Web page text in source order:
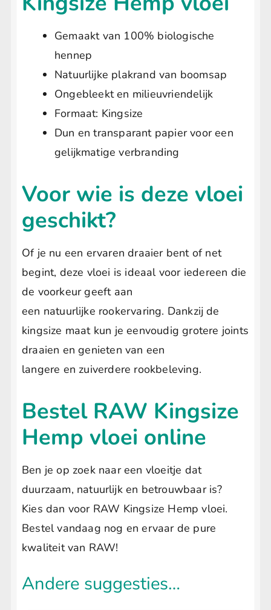
Gemaakt van 100% biologische
hennep
Natuurlijke plakrand van boomsap
Ongebleekt en milieuvriendelijk
Formaat: Kingsize
Dun en transparant papier voor een
gelijkmatige verbranding
Voor wie is deze vloei
geschikt?
Of je nu een ervaren draaier bent of net
begint, deze vloei is ideaal voor iedereen die
de voorkeur geeft aan
een natuurlijke rookervaring. Dankzij de
kingsize maat kun je eenvoudig grotere joints
draaien en genieten van een
langere en zuiverdere rookbeleving.
Bestel RAW Kingsize
Hemp vloei online
Ben je op zoek naar een vloeitje dat
duurzaam, natuurlijk en betrouwbaar is?
Kies dan voor RAW Kingsize Hemp vloei.
Bestel vandaag nog en ervaar de pure
kwaliteit van RAW!
Andere suggesties…